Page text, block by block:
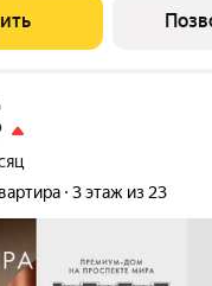
спорта: - Ледовая арена
- Футбольные
3 этаж из 23